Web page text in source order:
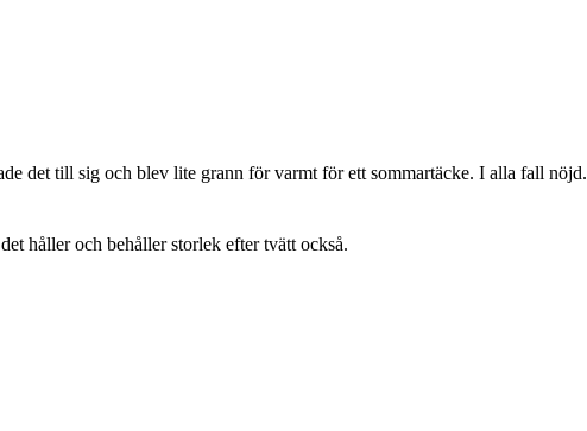
det till sig och blev lite grann för varmt för ett sommartäcke. I alla fall nöjd.
håller och behåller storlek efter tvätt också.